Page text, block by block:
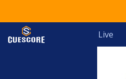
Live